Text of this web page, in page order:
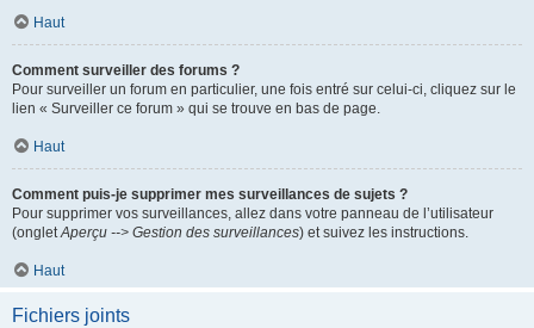
Haut
Comment surveiller des forums ?
Pour surveiller un forum en particulier, une fois entré sur celui-ci, cliquez sur le
lien « Surveiller ce forum » qui se trouve en bas de page.
Haut
Comment puis-je supprimer mes surveillances de sujets ?
Pour supprimer vos surveillances, allez dans votre panneau de l’utilisateur
(ongletAperçu --> Gestion des surveillances) et suivez les instructions.
Haut
Fichiers joints